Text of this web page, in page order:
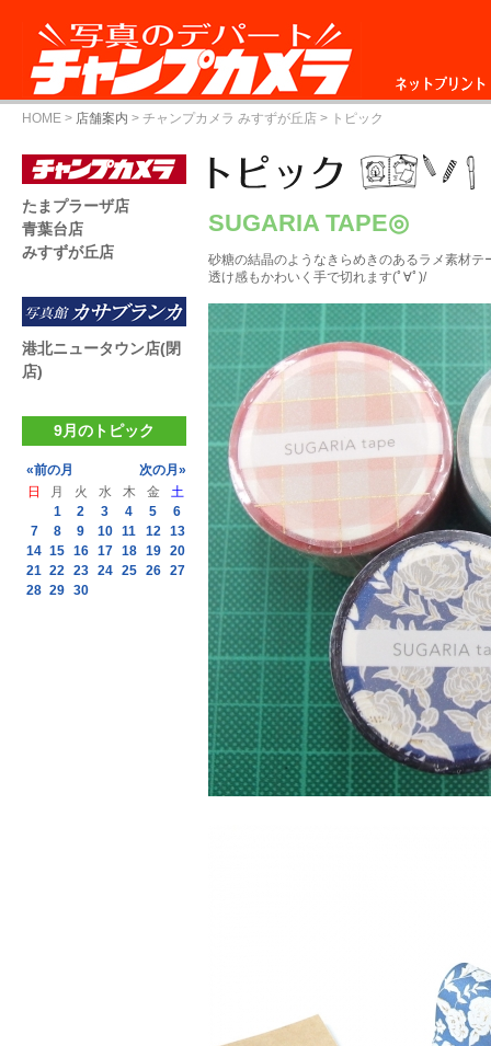
ネットプリント
HOME > 店舗案内 > チャンプカメラ みすずが丘店 > トピック
SUGARIA TAPE◎
砂糖の結晶のようなきらめきのあるラメ素材テ
透け感もかわいく手で切れます(ﾟ∀ﾟ)/
たまプラーザ店
青葉台店
みすずが丘店
港北ニュータウン店(閉
店)
9月のトピック
«前の月
次の月»
日
月 火 水 木 金
土
1
2 3 4 5
6
7
8 9 10 11 12 13
14 15 16 17 18 19 20
21 22 23 24 25 26 27
28 29 30